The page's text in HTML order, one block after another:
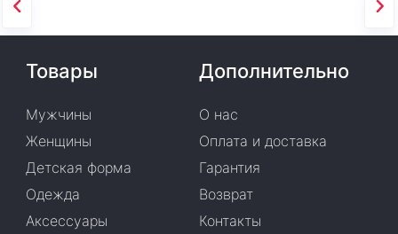
Товары
Мужчины
Женщины
Детская форма
Одежда
Аксессуары
Дополнительно
О нас
Оплата и доставка
Гарантия
Возврат
Контакты